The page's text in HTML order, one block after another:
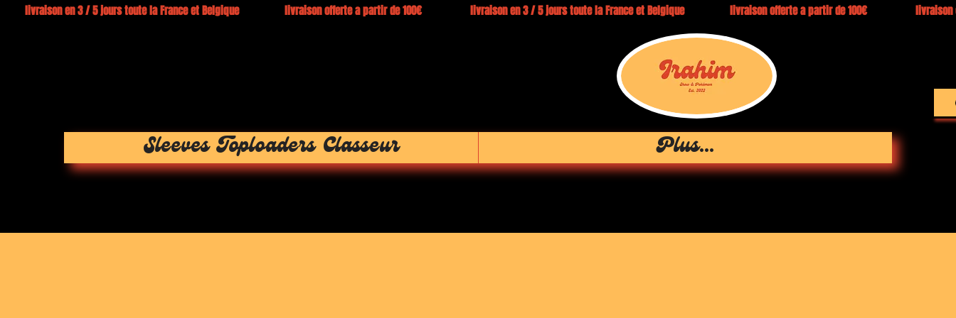
Sleeves Toploaders Classeur Plus...
livraison en 3 / 5 jours toute la France et Belgique livraison offerte a partir de 100€ livraison en 3 / 5 jours toute la France et Belgique livraison offerte a partir de 100€ livraison en 3